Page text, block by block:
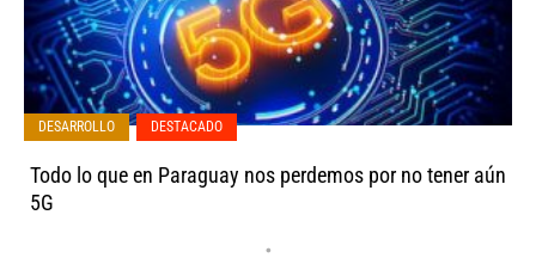
Todo lo que en Paraguay nos perdemos por no tener aún
5G
•
DESARROLLO , DESTACADO